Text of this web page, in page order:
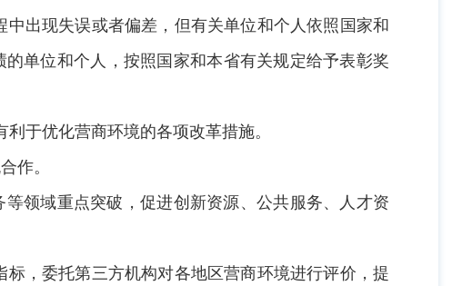
出现失误或者偏差，但有关单位和个人依照国家和
单位和个人，按照国家和本省有关规定给予表彰奖
于优化营商环境的各项改革措施。
作。
领域重点突破，促进创新资源、公共服务、人才资
，委托第三方机构对各地区营商环境进行评价，提